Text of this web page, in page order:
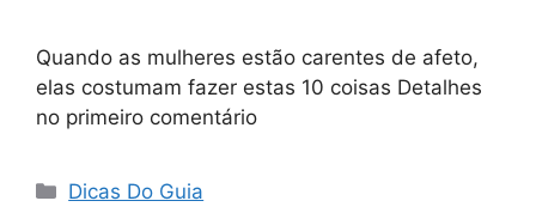
Quando as mulheres estão carentes de afeto,
elas costumam fazer estas 10 coisas Detalhes
no primeiro comentário
Categorias
Dicas Do Guia